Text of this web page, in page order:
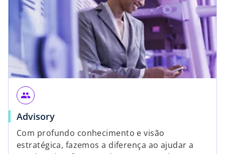
people
Advisory
Com profundo conhecimento e visão
estratégica, fazemos a diferença ao ajudar a